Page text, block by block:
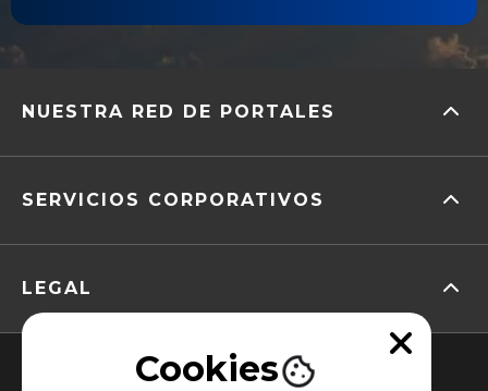
NUESTRA RED DE PORTALES
SERVICIOS CORPORATIVOS
LEGAL
Cookies